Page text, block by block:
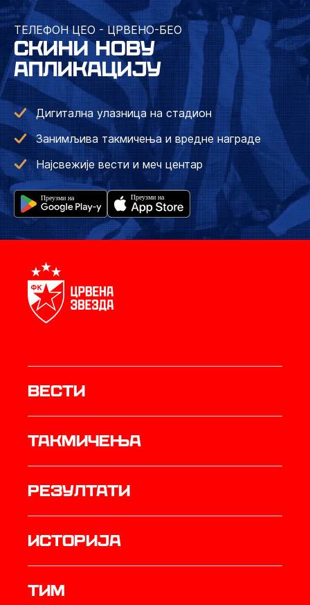
ТЕЛЕФОН ЦЕО - ЦРВЕНО-БЕО
СКИНИ НОВУ
АПЛИКАЦИЈУ
Дигитална улазница на стадион
Занимљива такмичења и вредне награде
Најсвежије вести и меч центар
Вести
Такмичења
резултати
историја
ТИМ